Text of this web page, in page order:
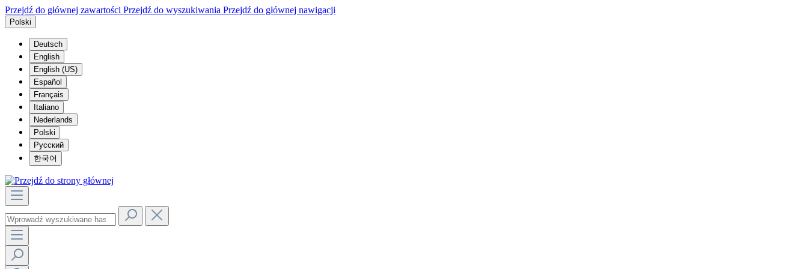
Przejdź do głównej zawartości Przejdź do wyszukiwania Przejdź do głównej nawigacji
Polski
Deutsch
English
English (US)
Español
Français
Italiano
Nederlands
Polski
Русский
한국어